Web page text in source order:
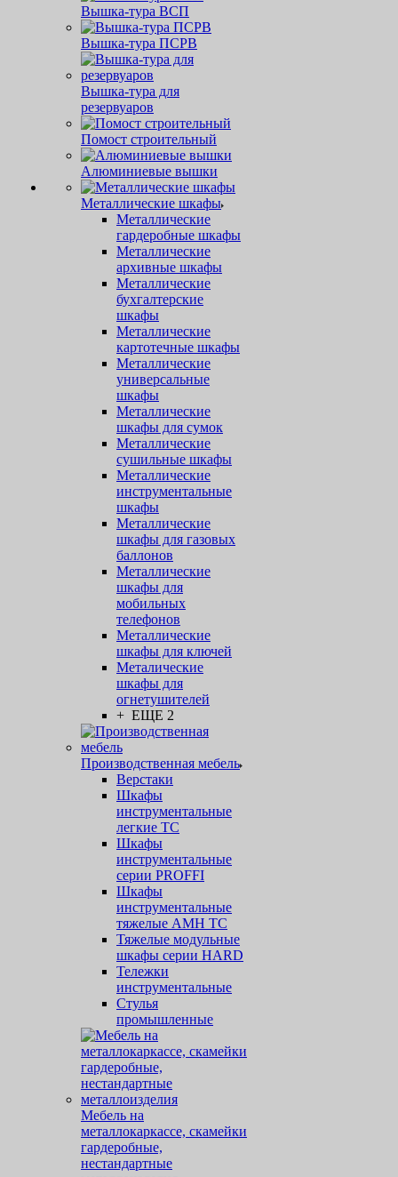
Вышка-тура ВСП
Вышка-тура ПСРВ
Вышка-тура для
резервуаров
Помост строительный
Алюминиевые вышки
Металлические шкафы
Металлические
гардеробные шкафы
Металлические
архивные шкафы
Металлические
бухгалтерские
шкафы
Металлические
картотечные шкафы
Металлические
универсальные
шкафы
Металлические
шкафы для сумок
Металлические
сушильные шкафы
Металлические
инструментальные
шкафы
Металлические
шкафы для газовых
баллонов
Металлические
шкафы для
мобильных
телефонов
Металлические
шкафы для ключей
Металические
шкафы для
огнетушителей
+ ЕЩЕ 2
Производственная мебель
Верстаки
Шкафы
инструментальные
легкие ТС
Шкафы
инструментальные
серии PROFFI
Шкафы
инструментальные
тяжелые AMH TC
Тяжелые модульные
шкафы серии HARD
Тележки
инструментальные
Стулья
промышленные
Мебель на
металлокаркассе, скамейки
гардеробные,
нестандартные